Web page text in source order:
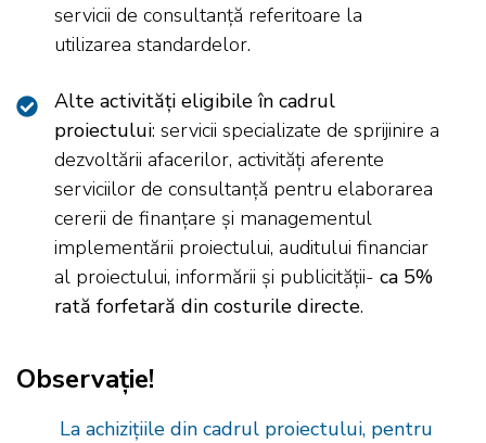
servicii de consultanță referitoare la
utilizarea standardelor.
Alte activități eligibile în cadrul
proiectului: servicii specializate de sprijinire a
dezvoltării afacerilor, activități aferente
serviciilor de consultanță pentru elaborarea
cererii de finanțare și managementul
implementării proiectului, auditului financiar
al proiectului, informării și publicității- ca 5%
rată forfetară din costurile directe.
Observație!
La achizițiile din cadrul proiectului, pentru